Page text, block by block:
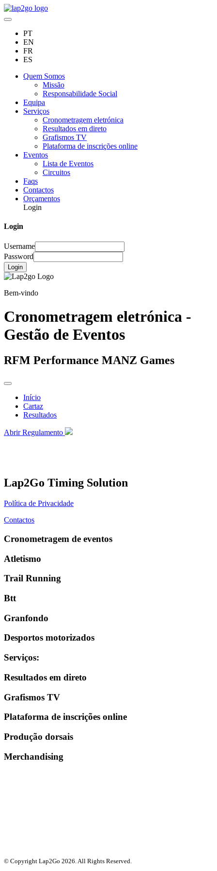
PT
EN
FR
ES
Quem Somos
Missão
Responsabilidade Social
Equipa
Serviços
Cronometragem eletrónica
Resultados em direto
Grafismos TV
Plataforma de inscrições online
Eventos
Lista de Eventos
Circuitos
Faqs
Contactos
Orçamentos
Login
Login
Username
Password
Login
Bem-vindo
Cronometragem eletrónica -
Gestão de Eventos
RFM Performance MANZ Games
Início
Cartaz
Resultados
Abrir Regulamento
Lap2Go Timing Solution
Política de Privacidade
Contactos
Cronometragem de eventos
Atletismo
Trail Running
Btt
Granfondo
Desportos motorizados
Serviços:
Resultados em direto
Grafismos TV
Plataforma de inscrições online
Produção dorsais
Merchandising
© Copyright Lap2Go 2026. All Rights Reserved.